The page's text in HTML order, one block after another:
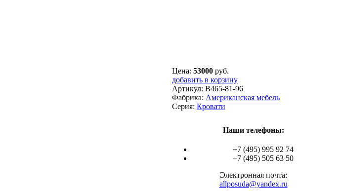
Цена: 53000 руб.
добавить в корзину
Артикул: B465-81-96
Фабрика: Американская мебель
Серия: Кровати
Наши телефоны:
+7 (495) 995 92 74
+7 (495) 505 63 50
Электронная почта:
allposuda@yandex.ru